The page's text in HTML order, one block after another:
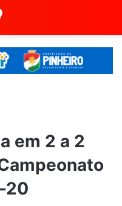
em 2 a 2
20